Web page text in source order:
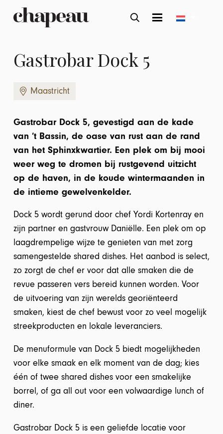
Gastrobar Dock 5
Maastricht
Gastrobar Dock 5, gevestigd aan de kade
van ’t Bassin, de oase van rust aan de rand
van het Sphinxkwartier. Een plek om bij mooi
weer weg te dromen bij rustgevend uitzicht
op de haven, in de koude wintermaanden in
de intieme gewelvenkelder.
Dock 5 wordt gerund door chef Yordi Kortenray en
zijn partner en gastvrouw Daniëlle. Een plek om op
laagdrempelige wijze te genieten van met zorg
samengestelde shared dishes. Het aanbod is select,
zo zorgt de chef er voor dat alle smaken die de
revue passeren vers bereid kunnen worden. Voor
de uitvoering van zijn werelds georiënteerd
smaken, kiest de chef bewust voor zo veel mogelijk
streekproducten en lokale leveranciers.
De menuformule van Dock 5 biedt mogelijkheden
voor elke smaak en elk moment van de dag; kies
één of twee shared dishes voor een smakelijke
borrel, of ga all out voor een volwaardige lunch of
diner.
Gastrobar Dock 5 is een geliefde locatie voor